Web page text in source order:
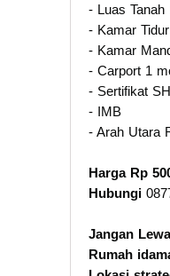
- Luas Tanah
- Kamar
- Kamar
- Carport 1
- Sertifikat
- IMB
- Arah Utara
Harga Rp
Hubungi
Jangan
Rumah